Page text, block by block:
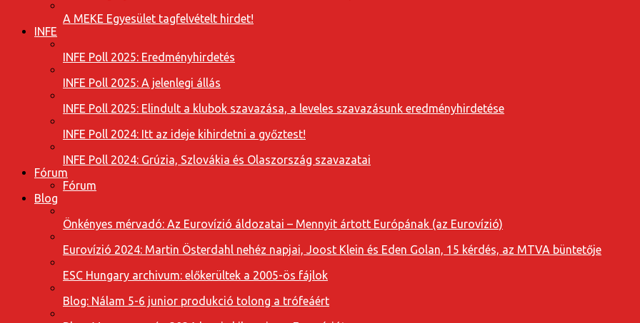
A MEKE Egyesület tagfelvételt hirdet!
INFE
INFE Poll 2025: Eredményhirdetés
INFE Poll 2025: A jelenlegi állás
INFE Poll 2025: Elindult a klubok szavazása, a leveles szavazásunk eredményhirdetése
INFE Poll 2024: Itt az ideje kihirdetni a győztest!
INFE Poll 2024: Grúzia, Szlovákia és Olaszország szavazatai
Fórum
Fórum
Blog
Önkényes mérvadó: Az Eurovízió áldozatai – Mennyit ártott Európának (az Eurovízió)
Eurovízió 2024: Martin Österdahl nehéz napjai, Joost Klein és Eden Golan, 15 kérdés, az MTVA büntetője
ESC Hungary archivum: előkerültek a 2005-ös fájlok
Blog: Nálam 5-6 junior produkció tolong a trófeáért